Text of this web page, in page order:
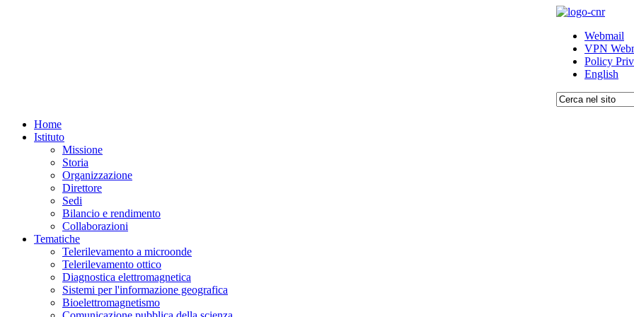
Webmail
VPN
Policy
English
Home
Istituto
Missione
Storia
Organizzazione
Direttore
Sedi
Bilancio e rendimento
Collaborazioni
Tematiche
Telerilevamento a microonde
Telerilevamento ottico
Diagnostica elettromagnetica
Sistemi per l'informazione geografica
Bioelettromagnetismo